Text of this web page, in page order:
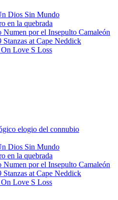
Dios Sin Mundo
en la quebrada
por el Insepulto Camaleón
at Cape Neddick
On Love S Loss
elogio del connubio
Dios Sin Mundo
en la quebrada
por el Insepulto Camaleón
at Cape Neddick
On Love S Loss